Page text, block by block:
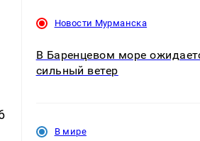
Новости Мурманска
В Баренцевом море
сильный ветер
В мире